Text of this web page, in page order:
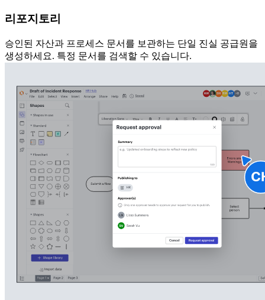
리포지토리
승인된 자산과 프로세스 문서를 보관하는 단일 진실 공급원을
생성하세요. 특정 문서를 검색할 수 있습니다.